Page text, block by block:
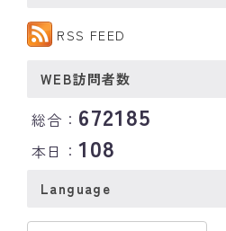
RSS FEED
WEB訪問者数
総合： 672185
本日：108
Language